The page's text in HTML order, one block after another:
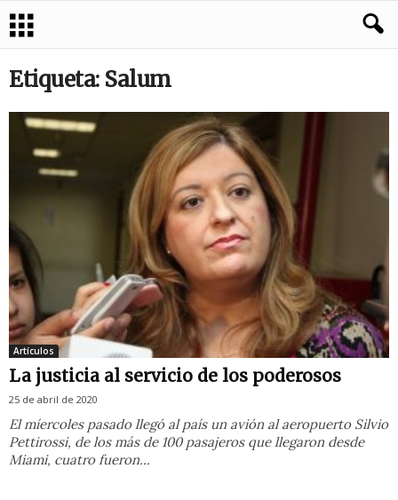
Etiqueta: Salum
Artículos
La justicia al servicio de los poderosos
25 de abril de 2020
El míercoles pasado llegó al país un avión al aeropuerto Silvio
Pettirossi, de los más de 100 pasajeros que llegaron desde
Miami, cuatro fueron...